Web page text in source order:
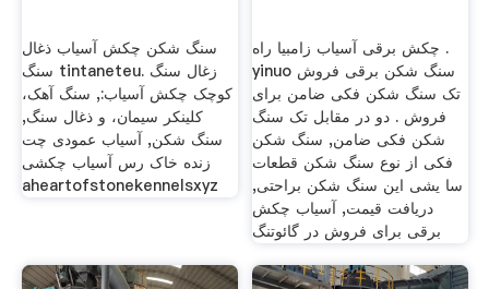
سنگ شکن چکش آسیاب ذغال
سنگ tintaneteu. زغال سنگ
کوچک چکش آسیاب:, سنگ آهک،
کلینکر سیمان، و ذغال سنگ,
سنگ شکن, آسیاب عمودی چت
زنده خاک رس آسیاب چکشی
aheartofstonekennelsxyz
چکش برقی آسیاب زامبیا راه .
yinuo سنگ شکن برقی فروش
تک سنگ شکن فکی ضامن برای
فروش . دو در مقابل تک سنگ
شکن فکی ضامن, سنگ شکن
فکی از نوع سنگ شکن قطعات
سا یشی این سنگ شکن براحتی,
دریافت قیمت, آسیاب چکش
برقی برای فروش در گائوتنگ